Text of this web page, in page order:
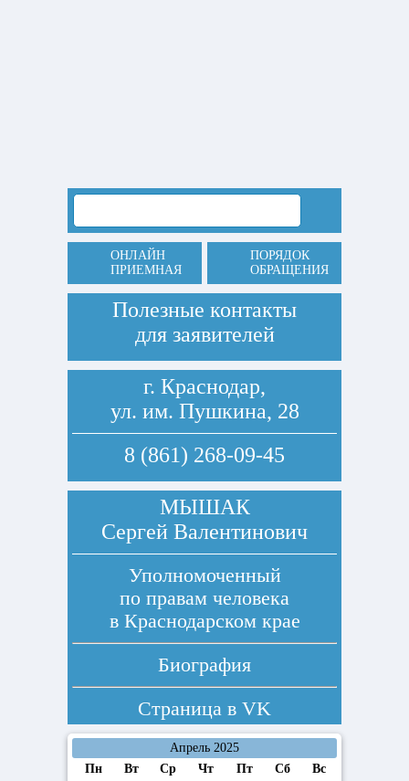
ОНЛАЙН
ПРИЕМНАЯ
ПОРЯДОК
ОБРАЩЕНИЯ
Полезные контакты
для заявителей
г. Краснодар,
ул. им. Пушкина, 28
8 (861) 268-09-45
МЫШАК
Сергей Валентинович
Уполномоченный
по правам человека
в Краснодарском крае
Биография
Страница в VK
Апрель 2025
Пн
Вт Ср Чт Пт Сб Вс